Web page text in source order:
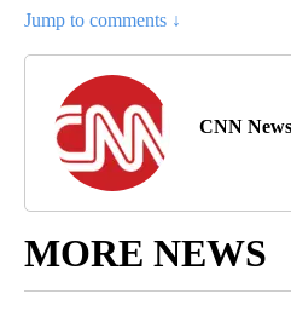
Jump to comments ↓
CNN
MORE NEWS